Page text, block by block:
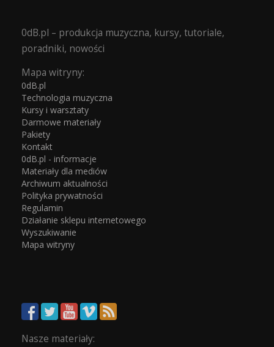
0dB.pl – produkcja muzyczna, kursy, tutoriale,
poradniki, nowości
Mapa witryny:
0dB.pl
Technologia muzyczna
Kursy i warsztaty
Darmowe materiały
Pakiety
Kontakt
0dB.pl - informacje
Materiały dla mediów
Archiwum aktualności
Polityka prywatności
Regulamin
Działanie sklepu internetowego
Wyszukiwanie
Mapa witryny
Nasze materiały: